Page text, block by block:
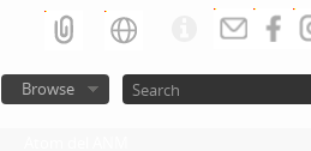
Browse